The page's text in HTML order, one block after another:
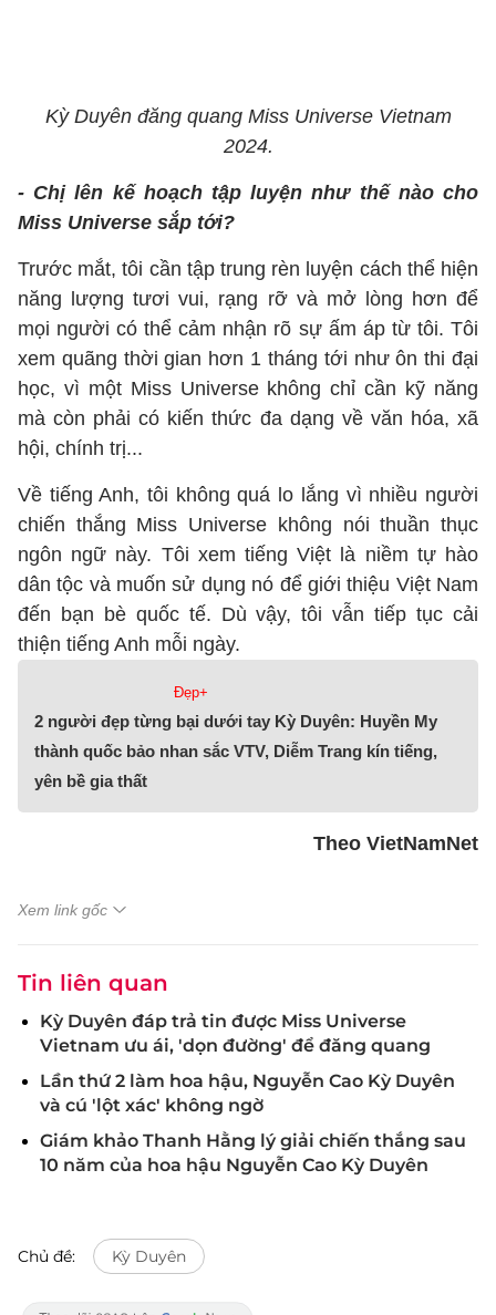
Kỳ Duyên đăng quang Miss Universe Vietnam
2024.
- Chị lên kế hoạch tập luyện như thế nào cho
Miss Universe sắp tới?
Trước mắt, tôi cần tập trung rèn luyện cách thể hiện
năng lượng tươi vui, rạng rỡ và mở lòng hơn để
mọi người có thể cảm nhận rõ sự ấm áp từ tôi. Tôi
xem quãng thời gian hơn 1 tháng tới như ôn thi đại
học, vì một Miss Universe không chỉ cần kỹ năng
mà còn phải có kiến thức đa dạng về văn hóa, xã
hội, chính trị...
Về tiếng Anh, tôi không quá lo lắng vì nhiều người
chiến thắng Miss Universe không nói thuần thục
ngôn ngữ này. Tôi xem tiếng Việt là niềm tự hào
dân tộc và muốn sử dụng nó để giới thiệu Việt Nam
đến bạn bè quốc tế. Dù vậy, tôi vẫn tiếp tục cải
thiện tiếng Anh mỗi ngày.
Đẹp+
2 người đẹp từng bại dưới tay Kỳ Duyên: Huyền My
thành quốc bảo nhan sắc VTV, Diễm Trang kín tiếng,
yên bề gia thất
Theo VietNamNet
Xem link gốc
Tin liên quan
Kỳ Duyên đáp trả tin được Miss Universe
Vietnam ưu ái, 'dọn đường' để đăng quang
Lần thứ 2 làm hoa hậu, Nguyễn Cao Kỳ Duyên
và cú 'lột xác' không ngờ
Giám khảo Thanh Hằng lý giải chiến thắng sau
10 năm của hoa hậu Nguyễn Cao Kỳ Duyên
Chủ đề: Kỳ Duyên